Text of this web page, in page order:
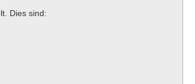
Dies sind: